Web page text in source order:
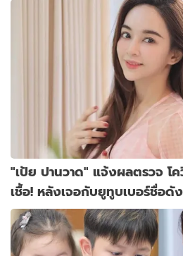
"เป้ย ปานวาด" แจ้งผลตรวจ โ
เชื้อ! หลังเจอกับยูทูบเบอร์ชื่อดัง